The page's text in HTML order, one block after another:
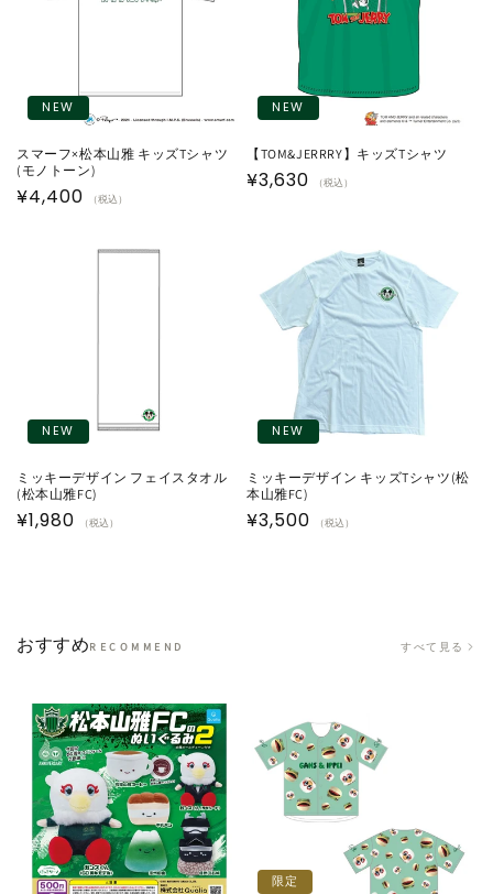
NEW
スマーフ×松本山雅 キッズTシャツ
(モノトーン)
通
¥4,400 （税込）
NEW
【TOM&JERRRY】キッズTシャツ
通
¥3,630 （税込）
NEW
ミッキーデザイン フェイスタオル
(松本山雅FC)
通
¥1,980 （税込）
NEW
ミッキーデザイン キッズTシャツ(松
本山雅FC)
通
¥3,500 （税込）
おすすめRECOMMEND すべて見る
限定